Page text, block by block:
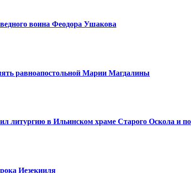
воина Феодора Ушакова
равноапостольной Марии Магдалины
литургию в Ильинском храме Старого Оскола и
Иезекииля